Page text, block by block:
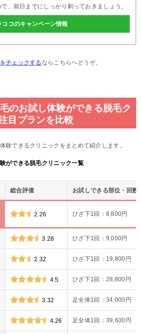
、前日までにしっかり剃っておきましょう。
ココのキャンペーン情報
チェックする ならこちらへどうぞ。
のお試し体験ができる脱毛ク
目プランを比較
験できるクリニックをまとめて紹介します。
ができる脱毛クリニック一覧
総合評価 お試しできる部位・回数
2.26 ひざ下1回：8,800円
3.28 ひざ下1回：9,000円
2.32 ひざ下1回：19,800円
4.5 ひざ下1回：28,800円
3.32 足全体1回：34,000円
4.26 足全体1回：39,600円